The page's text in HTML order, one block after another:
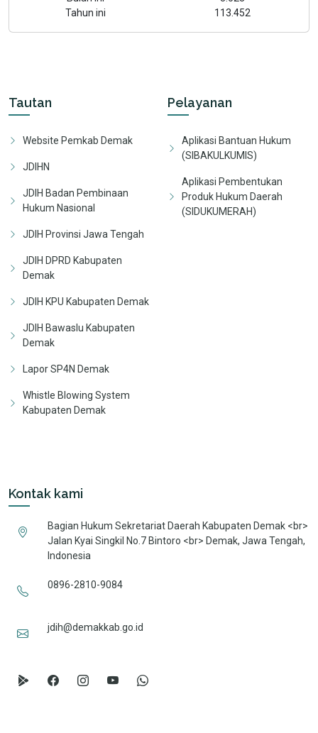
Tahun ini
113.452
Tautan
Website Pemkab Demak
JDIHN
JDIH Badan Pembinaan
Hukum Nasional
JDIH Provinsi Jawa Tengah
JDIH DPRD Kabupaten
Demak
JDIH KPU Kabupaten Demak
JDIH Bawaslu Kabupaten
Demak
Lapor SP4N Demak
Whistle Blowing System
Kabupaten Demak
Pelayanan
Aplikasi Bantuan Hukum
(SIBAKULKUMIS)
Aplikasi Pembentukan
Produk Hukum Daerah
(SIDUKUMERAH)
Kontak kami
Bagian Hukum Sekretariat Daerah Kabupaten Demak <br>
Jalan Kyai Singkil No.7 Bintoro <br> Demak, Jawa Tengah,
Indonesia
0896-2810-9084
jdih@demakkab.go.id